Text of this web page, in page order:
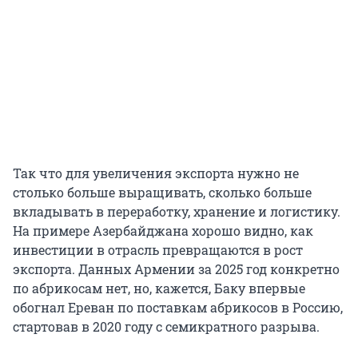
Так что для увеличения экспорта нужно не
столько больше выращивать, сколько больше
вкладывать в переработку, хранение и логистику.
На примере Азербайджана хорошо видно, как
инвестиции в отрасль превращаются в рост
экспорта. Данных Армении за 2025 год конкретно
по абрикосам нет, но, кажется, Баку впервые
обогнал Ереван по поставкам абрикосов в Россию,
стартовав в 2020 году с семикратного разрыва.